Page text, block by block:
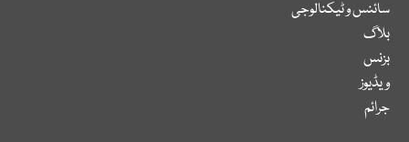
سائنس و ٹیکنالوجی
بلاگ
بزنس
ویڈیوز
جرائم